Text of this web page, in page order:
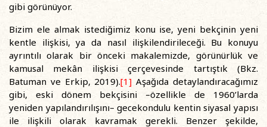
gibi görünüyor.
Bizim ele almak istediğimiz konu ise, yeni bekçinin yeni
kentle ilişkisi, ya da nasıl ilişkilendirileceği. Bu konuyu
ayrıntılı olarak bir önceki makalemizde, görünürlük ve
kamusal mekân ilişkisi çerçevesinde tartıştık (Bkz.
Batuman ve Erkip, 2019).[1] Aşağıda detaylandıracağımız
gibi, eski dönem bekçisini –özellikle de 1960’larda
yeniden yapılandırılışını– gecekondulu kentin siyasal yapısı
ile ilişkili olarak kavramak gerekli. Benzer şekilde,